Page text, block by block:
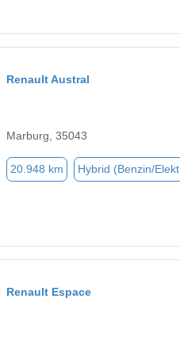
Renault Austral
Marburg, 35043
20.948 km Hybrid (Benzin/Elekt
Renault Espace